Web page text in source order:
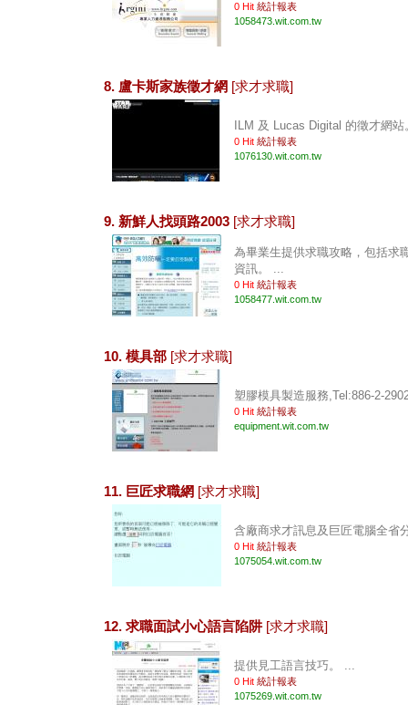
0 Hit 統計報表
1058473.wit.com.tw
8. 盧卡斯家族徵才網 [求才求職]
ILM 及 Lucas Digital 的徵才網
0 Hit 統計報表
1076130.wit.com.tw
9. 新鮮人找頭路2003 [求才求職]
為畢業生提供求職攻略，包括求
資訊。 ...
0 Hit 統計報表
1058477.wit.com.tw
10. 模具部 [求才求職]
塑膠模具製造服務,Tel:886-2-
0 Hit 統計報表
equipment.wit.com.tw
11. 巨匠求職網 [求才求職]
含廠商求才訊息及巨匠電腦全省
0 Hit 統計報表
1075054.wit.com.tw
12. 求職面試小心語言陷阱 [求才求職]
提供見工語言技巧。 ...
0 Hit 統計報表
1075269.wit.com.tw